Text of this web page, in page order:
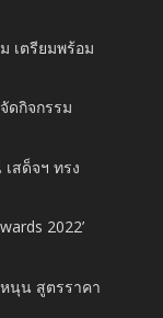
เตรียมพร้อม
ดกิจกรรม
สด็จฯ ทรง
2022’
นุน สูตรราคา